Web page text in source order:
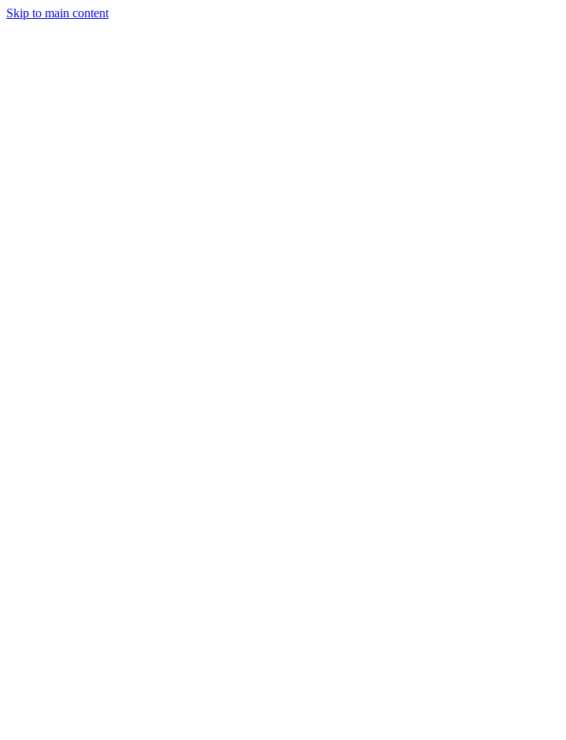
Skip to main content